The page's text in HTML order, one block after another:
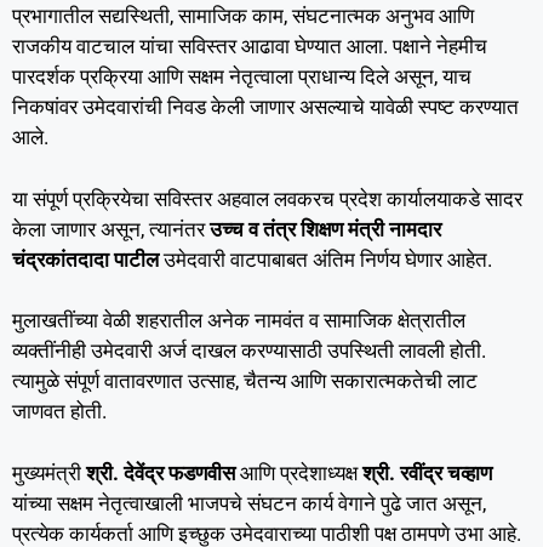
प्रभागातील सद्यस्थिती, सामाजिक काम, संघटनात्मक अनुभव आणि
राजकीय वाटचाल यांचा सविस्तर आढावा घेण्यात आला. पक्षाने नेहमीच
पारदर्शक प्रक्रिया आणि सक्षम नेतृत्वाला प्राधान्य दिले असून, याच
निकषांवर उमेदवारांची निवड केली जाणार असल्याचे यावेळी स्पष्ट करण्यात
आले.
या संपूर्ण प्रक्रियेचा सविस्तर अहवाल लवकरच प्रदेश कार्यालयाकडे सादर
केला जाणार असून, त्यानंतरउच्च व तंत्र शिक्षण मंत्री नामदार
चंद्रकांतदादा पाटीलउमेदवारी वाटपाबाबत अंतिम निर्णय घेणार आहेत.
मुलाखतींच्या वेळी शहरातील अनेक नामवंत व सामाजिक क्षेत्रातील
व्यक्तींनीही उमेदवारी अर्ज दाखल करण्यासाठी उपस्थिती लावली होती.
त्यामुळे संपूर्ण वातावरणात उत्साह, चैतन्य आणि सकारात्मकतेची लाट
जाणवत होती.
मुख्यमंत्रीश्री. देवेंद्र फडणवीसआणि प्रदेशाध्यक्षश्री. रवींद्र चव्हाण
यांच्या सक्षम नेतृत्वाखाली भाजपचे संघटन कार्य वेगाने पुढे जात असून,
प्रत्येक कार्यकर्ता आणि इच्छुक उमेदवाराच्या पाठीशी पक्ष ठामपणे उभा आहे.